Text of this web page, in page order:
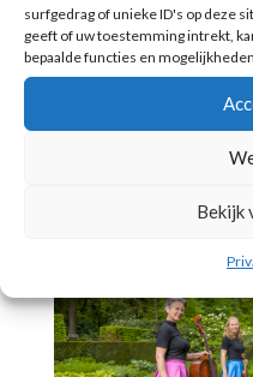
surfgedrag of unieke ID's op deze
geeft of uw toestemming intrekt,
bepaalde functies en mogelijkheden.
Bekijk
terecht; de serie
thema’s. Wist je al